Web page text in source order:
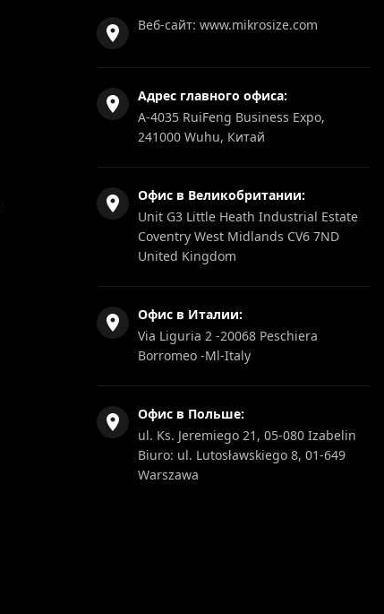
Веб-сайт: www.mikrosize.com
Адрес главного офиса:
A-4035 RuiFeng Business Expo,
241000 Wuhu, Китай
Офис в Великобритании:
Unit G3 Little Heath Industrial Estate
Coventry West Midlands CV6 7ND
United Kingdom
Офис в Италии:
Via Liguria 2 -20068 Peschiera
Borromeo -Ml-Italy
Офис в Польше:
ul. Ks. Jeremiego 21, 05-080 Izabelin
Biuro: ul. Lutosławskiego 8, 01-649
Warszawa